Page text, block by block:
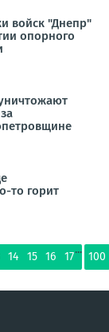
войск "Днепр"
опорного
то горит
14 15 16 17
...
100